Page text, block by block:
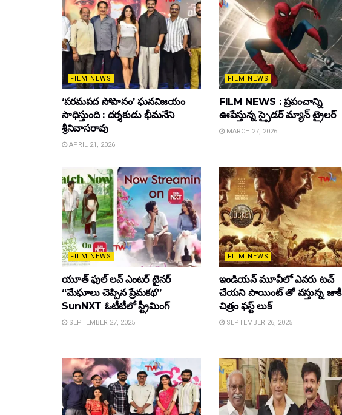
FILM NEWS
‘పరమపద సోపానం’ ఘనవిజయం
సాధిస్తుంది : దర్శకుడు భీమనేని
శ్రీనివాసరావు
APRIL 21, 2026
FILM NEWS
FILM NEWS : ప్రపంచాన్ని
ఊపేస్తున్న స్పైడర్ మ్యాన్ ట్రైలర్
MARCH 27, 2026
FILM NEWS
యూత్ ఫుల్ లవ్ ఎంటర్ టైనర్
“మేఘాలు చెప్పిన ప్రేమకథ”
SunNXT ఓటీటీలో స్ట్రీమింగ్
SEPTEMBER 27, 2025
FILM NEWS
ఇండియన్ మూవీలో ఎవరు టచ్
చేయని పాయింట్ తో వస్తున్న జాకీ
చిత్రం ఫస్ట్ లుక్
SEPTEMBER 26, 2025